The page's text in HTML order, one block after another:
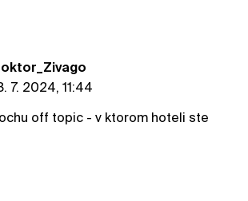
7. 2024, 11:44
off topic - v ktorom hoteli ste